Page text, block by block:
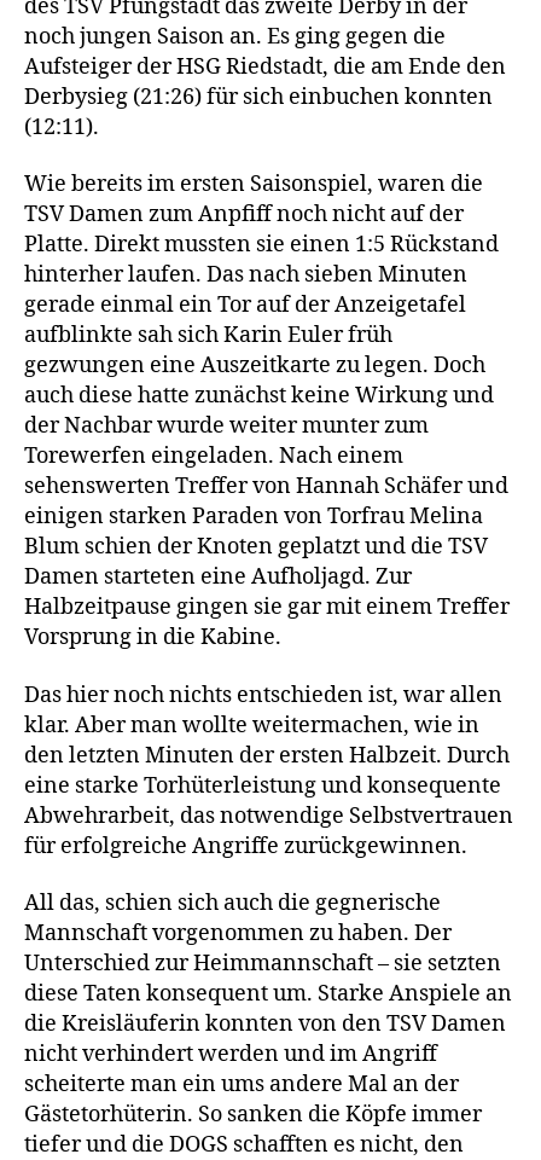
des TSV Pfungstadt das zweite Derby in der
noch jungen Saison an. Es ging gegen die
Aufsteiger der HSG Riedstadt, die am Ende den
Derbysieg (21:26) für sich einbuchen konnten
(12:11).
Wie bereits im ersten Saisonspiel, waren die
TSV Damen zum Anpfiff noch nicht auf der
Platte. Direkt mussten sie einen 1:5 Rückstand
hinterher laufen. Das nach sieben Minuten
gerade einmal ein Tor auf der Anzeigetafel
aufblinkte sah sich Karin Euler früh
gezwungen eine Auszeitkarte zu legen. Doch
auch diese hatte zunächst keine Wirkung und
der Nachbar wurde weiter munter zum
Torewerfen eingeladen. Nach einem
sehenswerten Treffer von Hannah Schäfer und
einigen starken Paraden von Torfrau Melina
Blum schien der Knoten geplatzt und die TSV
Damen starteten eine Aufholjagd. Zur
Halbzeitpause gingen sie gar mit einem Treffer
Vorsprung in die Kabine.
Das hier noch nichts entschieden ist, war allen
klar. Aber man wollte weitermachen, wie in
den letzten Minuten der ersten Halbzeit. Durch
eine starke Torhüterleistung und konsequente
Abwehrarbeit, das notwendige Selbstvertrauen
für erfolgreiche Angriffe zurückgewinnen.
All das, schien sich auch die gegnerische
Mannschaft vorgenommen zu haben. Der
Unterschied zur Heimmannschaft – sie setzten
diese Taten konsequent um. Starke Anspiele an
die Kreisläuferin konnten von den TSV Damen
nicht verhindert werden und im Angriff
scheiterte man ein ums andere Mal an der
Gästetorhüterin. So sanken die Köpfe immer
tiefer und die DOGS schafften es nicht, den